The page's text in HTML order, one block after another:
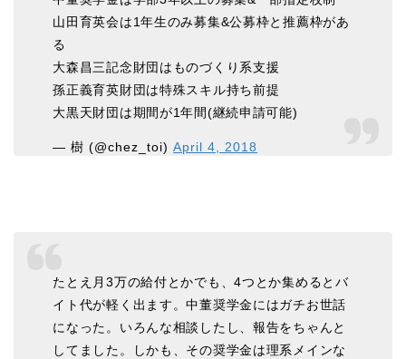
山田育英会は1年生のみ募集&公募枠と推薦枠があ
る
大森昌三記念財団はものづくり系支援
孫正義育英財団は特殊スキル持ち前提
大黒天財団は期間が1年間(継続申請可能)
— 樹 (@chez_toi)April 4, 2018
たとえ月3万の給付とかでも、4つとか集めるとバ
イト代が軽く出ます。中董奨学金にはガチお世話
になった。いろんな相談したし、報告をちゃんと
してました。しかも、その奨学金は理系メインな